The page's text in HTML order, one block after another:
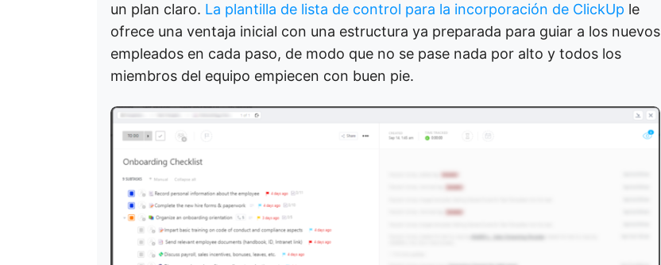
un plan claro. La plantilla de lista de control para la incorporación de ClickUp le
ofrece una ventaja inicial con una estructura ya preparada para guiar a los nuevos
empleados en cada paso, de modo que no se pase nada por alto y todos los
miembros del equipo empiecen con buen pie.